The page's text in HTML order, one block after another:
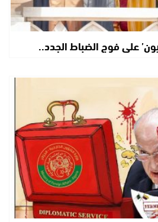
على فوج الضباط الجدد..